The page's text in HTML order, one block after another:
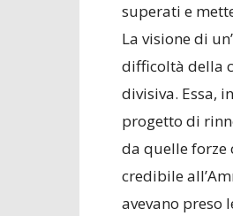
superati e
La visione di
difficoltà della
divisiva. Essa,
progetto di
da quelle forze
credibile
avevano preso